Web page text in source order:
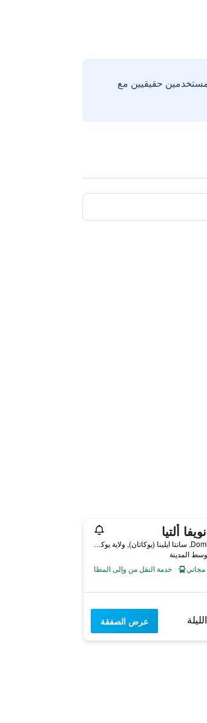
حقيقيين مع
ألتيا
Domicilio Conocido, سانتا ايلينا (يوكاتان), ولاية يوكاتان, المكسيك
مجاني
خدمة النقل من وإلى المطار
عرض الصفقة